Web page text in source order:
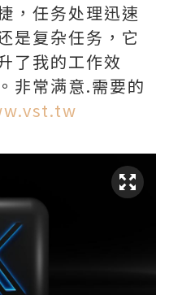
，任务处理迅速
是复杂任务，它
了我的工作效
非常满意.需要的